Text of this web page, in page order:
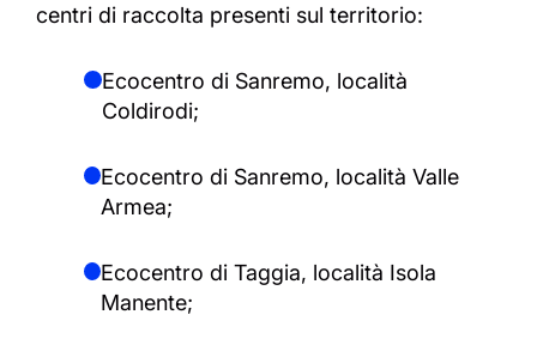
centri di raccolta presenti sul territorio:
Ecocentro di Sanremo, località
Coldirodi;
Ecocentro di Sanremo, località Valle
Armea;
Ecocentro di Taggia, località Isola
Manente;